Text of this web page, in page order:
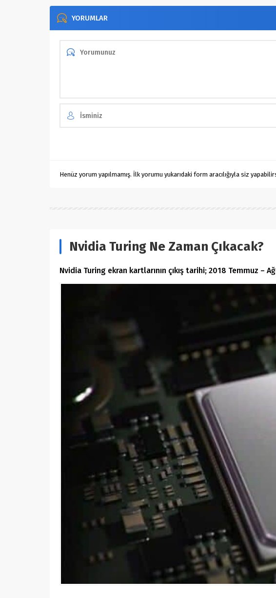
YORUMLAR
Henüz yorum yapılmamış. İlk yorumu yukarıdaki form aracılığıyla siz
Nvidia Turing Ne Zaman Çıkacak?
Nvidia Turing ekran kartlarının çıkış tarihi; 2018 Temmuz –